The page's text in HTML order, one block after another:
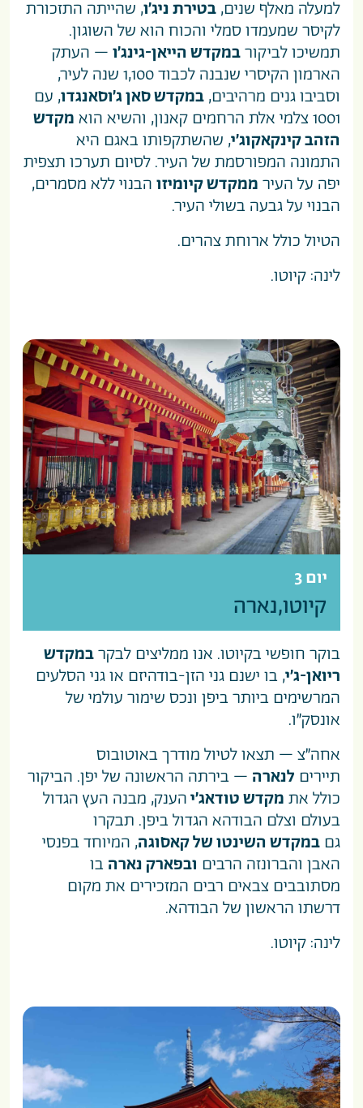
למעלה מאלף שנים, בטירת ניג’ו, שהייתה התזכורת
לקיסר שמעמדו סמלי והכוח הוא של השוגון.
תמשיכו לביקורבמקדש הייאן-גינג’ו – העתק
הארמון הקיסרי שנבנה לכבוד 1,100 שנה לעיר,
וסביבו גנים מרהיבים, במקדש סאן ג’וסאנגדו, עם
1001 צלמי אלת הרחמים קאנון, והשיא הוא
מקדש
הזהב קינקאקוג’י, שהשתקפותו באגם היא
התמונה המפורסמת של העיר. לסיום תערכו תצפית
יפה על העיר ממקדש קיומיזו הבנוי ללא מסמרים,
הבנוי על גבעה בשולי העיר.
הטיול כולל ארוחת צהרים.
לינה: קיוטו.
יום 3
קיוטו,נארה
בוקר חופשי בקיוטו. אנו ממליצים לבקרבמקדש
ריואן-ג’י, בו ישנם גני הזן-בודהיזם או גני הסלעים
המרשימים ביותר ביפן ונכס שימור עולמי של
אונסק”ו.
אחה”צ – תצאו לטיול מודרך באוטובוס
תיירים לנארה – בירתה הראשונה של יפן. הביקור
כולל את מקדש טודאג’יהענק, מבנה העץ הגדול
בעולם וצלם הבודהא הגדול ביפן. תבקרו
גם במקדש השינטו של קאסוגה, המיוחד בפנסי
האבן והברונזה הרבים ובפארק נארה בו
מסתובבים צבאים רבים המזכירים את מקום
דרשתו הראשון של הבודהא.
לינה: קיוטו.